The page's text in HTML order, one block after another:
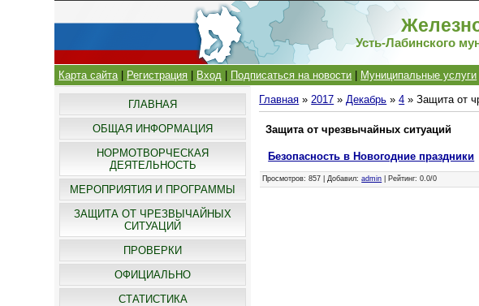
Усть-Лабинского
Карта сайта| Регистрация Вход Подписаться на новости Муниципальные услуги
ГЛАВНАЯ
ОБЩАЯ ИНФОРМАЦИЯ
НОРМОТВОРЧЕСКАЯ
ДЕЯТЕЛЬНОСТЬ
МЕРОПРИЯТИЯ И ПРОГРАММЫ
ЗАЩИТА ОТ ЧРЕЗВЫЧАЙНЫХ
СИТУАЦИЙ
ПРОВЕРКИ
ОФИЦИАЛЬНО
СТАТИСТИКА
Главная »2017 » Декабрь » 4 » Защита от
Защита от чрезвычайных ситуаций
Безопасность в Новогодние праздники
Просмотров: 857 |Добавил:admin Рейтинг:0.0/0